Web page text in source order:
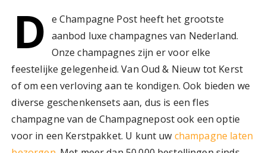
D e Champagne Post heeft het grootste
aanbod luxe champagnes van Nederland.
Onze champagnes zijn er voor elke
feestelijke gelegenheid. Van Oud & Nieuw tot Kerst
of om een verloving aan te kondigen. Ook bieden we
diverse geschenkensets aan, dus is een fles
champagne van de Champagnepost ook een optie
voor in een Kerstpakket. U kunt uw champagne laten